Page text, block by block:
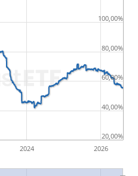
2024 2026
20,00%
40,00%
60,00%
80,00%
100,00%